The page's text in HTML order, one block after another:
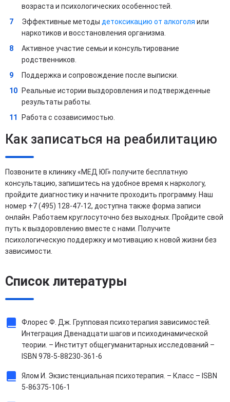
возраста и психологических особенностей.
Эффективные методы детоксикацию от алкоголя или
наркотиков и восстановления организма.
Активное участие семьи и консультирование
родственников.
Поддержка и сопровождение после выписки.
Реальные истории выздоровления и подтвержденные
результаты работы.
Работа с созависимостью.
Как записаться на реабилитацию
Позвоните в клинику «МЕД ЮГ» получите бесплатную
консультацию, запишитесь на удобное время к наркологу,
пройдите диагностику и начните проходить программу. Наш
номер +7 (495) 128-47-12, доступна также форма записи
онлайн. Работаем круглосуточно без выходных. Пройдите свой
путь к выздоровлению вместе с нами. Получите
психологическую поддержку и мотивацию к новой жизни без
зависимости.
Список литературы
Флорес Ф. Дж. Групповая психотерапия зависимостей.
Интеграция Двенадцати шагов и психодинамической
теории. – Институт общегуманитарных исследований –
ISBN 978-5-88230-361-6
Ялом И. Экзистенциальная психотерапия. – Класс – ISBN
5-86375-106-1